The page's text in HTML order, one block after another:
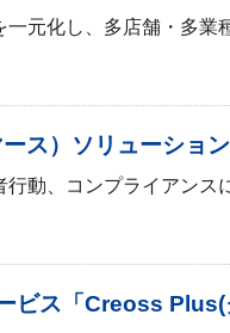
元化し、多店舗・多業
ス）ソリューション
動、コンプライアンス
ビス「Creoss Plus(